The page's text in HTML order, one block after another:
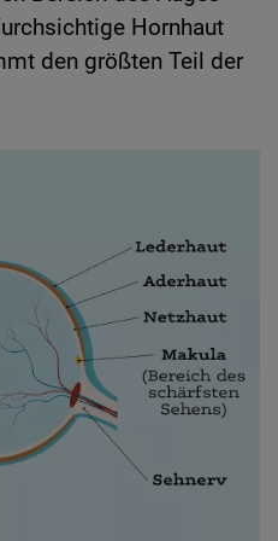
Hornhaut
den größten Teil der